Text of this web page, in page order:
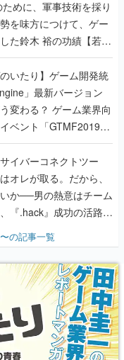
ために、軍事技術を採り
を味方につけて、ゲー
た鈴木 裕の功績【若ゲ
いたり】ゲーム開発統
」最新バージョン
変わる？ ゲーム業界向
ベント「GTMF2019」
を深めよう【PR】
イバーコネクトツー
オレが取る。だから、
か──男の熱意はチーム
『.hack』成功の活路を
・松山 洋に流れる血は
だった【若ゲのいた
の記事一覧